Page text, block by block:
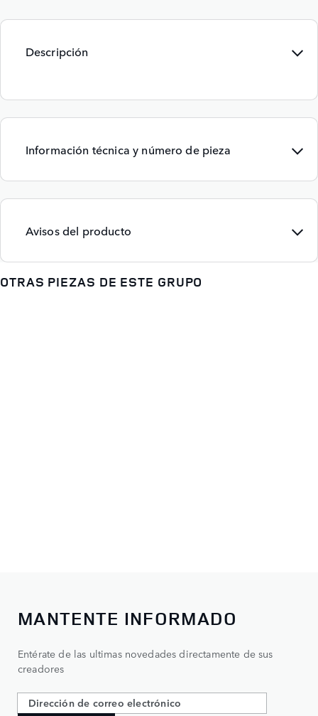
Descripción
Información técnica y número de pieza
Avisos del producto
OTRAS PIEZAS DE ESTE GRUPO
MANTENTE INFORMADO
Entérate de las ultimas novedades directamente de sus
creadores